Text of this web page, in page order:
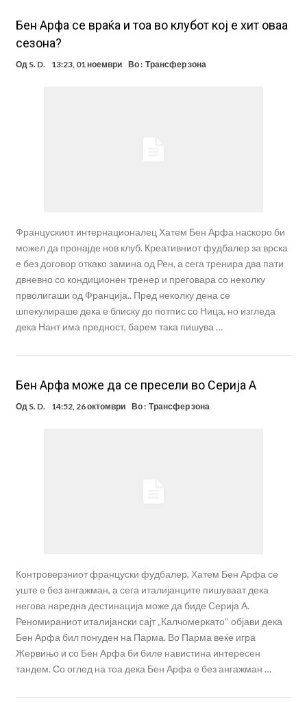
Бен Арфа се враќа и тоа во клубот кој е хит оваа
сезона?
Од S. D. 13:23, 01 ноември Во : Трансфер зона
Францускиот интернационалец Хатем Бен Арфа наскоро би
можел да пронајде нов клуб. Креативниот фудбалер за врска
е без договор откако замина од Рен, а сега тренира два пати
двневно со кондиционен тренер и преговара со неколку
прволигаши од Франција.. Пред неколку дена се
шпекулираше дека е блиску до потпис со Ница, но изгледа
дека Нант има предност, барем така пишува …
Бен Арфа може да се пресели во Серија А
Од S. D. 14:52, 26 октомври Во : Трансфер зона
Контроверзниот француски фудбалер, Хатем Бен Арфа се
уште е без ангажман, а сега италијанците пишуваат дека
негова наредна дестинација може да биде Серија А.
Реномираниот италијански сајт „Калчомеркато“ објави дека
Бен Арфа бил понуден на Парма. Во Парма веќе игра
Жервињо и со Бен Арфа би биле навистина интересен
тандем. Со оглед на тоа дека Бен Арфа е без ангажман …